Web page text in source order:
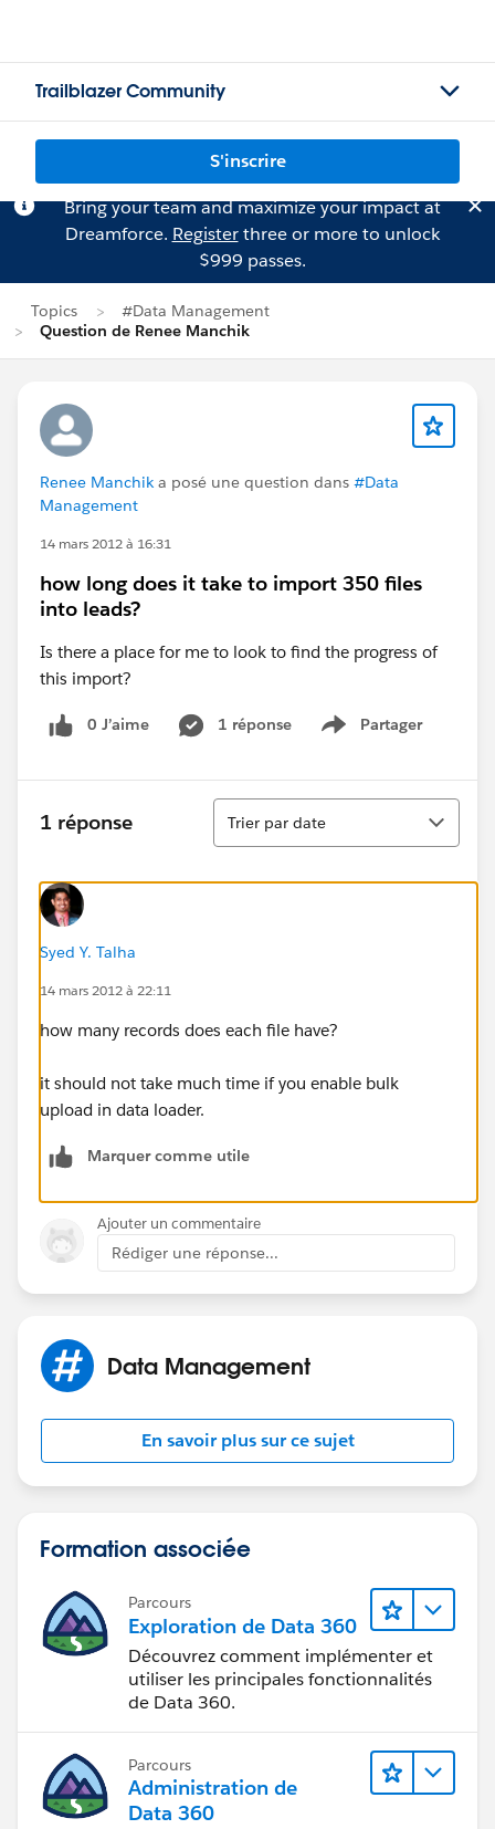
Trailblazer Community
S'inscrire
Bring your team and maximize your impact at
Dreamforce. Registerthree or more to unlock
$999 passes.
Topics
#Data Management
Question de Renee Manchik
Renee Manchik a posé une question dans #Data
Management
14 mars 2012 à 16:31
how long does it take to import 350 files
into leads?
Is there a place for me to look to find the progress of
this import?
0 J’aime 1 réponse Partager
Show menu
1 réponse
Tri
Trier par date
Syed Y. Talha
14 mars 2012 à 22:11
how many records does each file have?
it should not take much time if you enable bulk
upload in data loader.
Marquer comme utile
Ajouter un commentaire
Rédiger une réponse...
Data Management
En savoir plus sur ce sujet
Formation associée
Parcours
Exploration de Data 360
Découvrez comment implémenter et
utiliser les principales fonctionnalités
de Data 360.
Parcours
Administration de
Data 360